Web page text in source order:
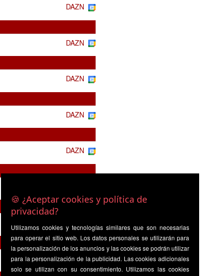
DAZN
DAZN
DAZN
DAZN
DAZN
DAZN
🍪 ¿Aceptar cookies y política de
privacidad?
Utilizamos cookies y tecnologías similares que son necesarias
para operar el sitio web. Los datos personales se utilizarán para
la personalización de los anuncios y las cookies se podrán utilizar
para la personalización de la publicidad. Las cookies adicionales
solo se utilizan con su consentimiento. Utilizamos las cookies